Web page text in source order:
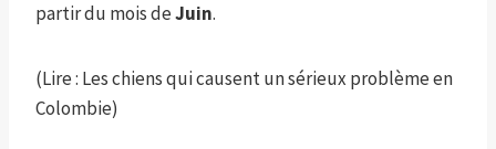
partir du mois deJuin.
(Lire : Les chiens qui causent un sérieux problème en
Colombie)